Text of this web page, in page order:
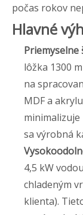
počas rokov
Hlavné
Priemyselne
lôžka 1300
na
MDF a
sa výrobná
4,5 kW
chladeným
klienta).